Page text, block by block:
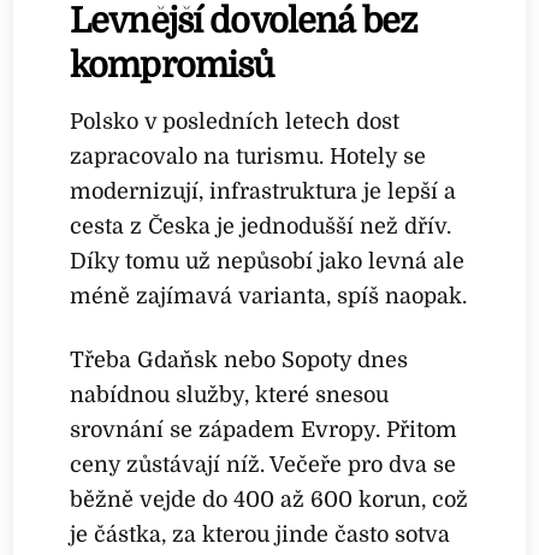
Levnější dovolená bez
kompromisů
Polsko v posledních letech dost
zapracovalo na turismu. Hotely se
modernizují, infrastruktura je lepší a
cesta z Česka je jednodušší než dřív.
Díky tomu už nepůsobí jako levná ale
méně zajímavá varianta, spíš naopak.
Třeba Gdaňsk nebo Sopoty dnes
nabídnou služby, které snesou
srovnání se západem Evropy. Přitom
ceny zůstávají níž. Večeře pro dva se
běžně vejde do 400 až 600 korun, což
je částka, za kterou jinde často sotva